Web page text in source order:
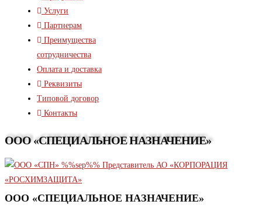
Услуги
Партнерам
Преимущества
сотрудничества
Оплата и доставка
Реквизиты
Типовой договор
Контакты
ООО «СПЕЦИАЛЬНОЕ НАЗНАЧЕНИЕ»
ООО «СПЕЦИАЛЬНОЕ НАЗНАЧЕНИЕ»